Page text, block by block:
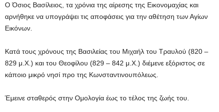
Ο Όσιος Βασίλειος, τα χρόνια της αίρεσης της Εικονομαχίας και
αρνήθηκε να υπογράψει τις αποφάσεις για την αθέτηση των Αγίων
Εικόνων.
Κατά τους χρόνους της Βασιλείας του Μιχαήλ του Τραυλού (820 –
829 μ.Χ.) και του Θεοφίλου (829 – 842 μ.Χ.) διέμενε εξόριστος σε
κάποιο μικρό νησί προ της Κωνσταντινουπόλεως.
Έμεινε σταθερός στην Ομολογία έως το τέλος της ζωής του.